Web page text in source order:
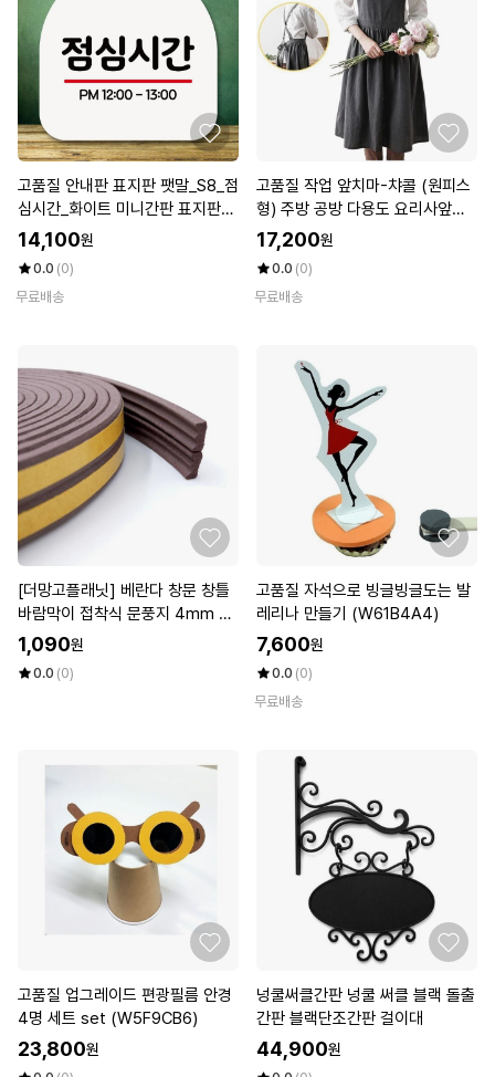
고품질 안내판 표지판 팻말_S8_점
심시간_화이트 미니간판 표지판제
작 (WBC8C33)
14,100원
0.0 (0)
무료배송
고품질 작업 앞치마-챠콜 (원피스
형) 주방 공방 다용도 요리사앞치
마 (WE54E8A)
17,200원
0.0 (0)
무료배송
[더망고플래닛] 베란다 창문 창틀
바람막이 접착식 문풍지 4mm x
9mm
1,090원
0.0 (0)
고품질 자석으로 빙글빙글도는 발
레리나 만들기 (W61B4A4)
7,600원
0.0 (0)
무료배송
고품질 업그레이드 편광필름 안경
4명 세트 set (W5F9CB6)
23,800원
넝쿨써클간판 넝쿨 써클 블랙 돌출
간판 블랙단조간판 걸이대
44,900원